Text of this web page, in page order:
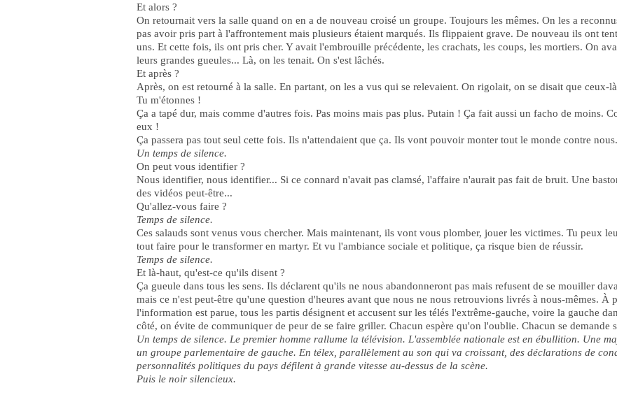
Et alors ?
On retournait vers la salle quand on en a de nouveau croisé un groupe. Toujours les mêmes. On les a
pas avoir pris part à l'affrontement mais plusieurs étaient marqués. Ils flippaient grave. De nouveau ils ont
uns. Et cette fois, ils ont pris cher. Y avait l'embrouille précédente, les crachats, les coups, les mortiers. On
leurs grandes gueules... Là, on les tenait. On s'est lâchés.
Et après ?
Après, on est retourné à la salle. En partant, on les a vus qui se relevaient. On rigolait, on se disait que ceux-
Tu m'étonnes !
Ça a tapé dur, mais comme d'autres fois. Pas moins mais pas plus. Putain ! Ça fait aussi un facho de moins.
eux !
Ça passera pas tout seul cette fois. Ils n'attendaient que ça. Ils vont pouvoir monter tout le monde contre nous.
Un temps de silence.
On peut vous identifier ?
Nous identifier, nous identifier... Si ce connard n'avait pas clamsé, l'affaire n'aurait pas fait de bruit. Une
des vidéos peut-être...
Qu'allez-vous faire ?
Temps de silence.
Ces salauds sont venus vous chercher. Mais maintenant, ils vont vous plomber, jouer les victimes. Tu peux
tout faire pour le transformer en martyr. Et vu l'ambiance sociale et politique, ça risque bien de réussir.
Temps de silence.
Et là-haut, qu'est-ce qu'ils disent ?
Ça gueule dans tous les sens. Ils déclarent qu'ils ne nous abandonneront pas mais refusent de se mouiller
mais ce n'est peut-être qu'une question d'heures avant que nous ne nous retrouvions livrés à nous-mêmes. À
l'information est parue, tous les partis désignent et accusent sur les télés l'extrême-gauche, voire la gauche
côté, on évite de communiquer de peur de se faire griller. Chacun espère qu'on l'oublie. Chacun se demande
Un temps de silence. Le premier homme rallume la télévision. L'assemblée nationale est en ébullition. Une
un groupe parlementaire de gauche. En télex, parallèlement au son qui va croissant, des déclarations de
personnalités politiques du pays défilent à grande vitesse au-dessus de la scène.
Puis le noir silencieux.